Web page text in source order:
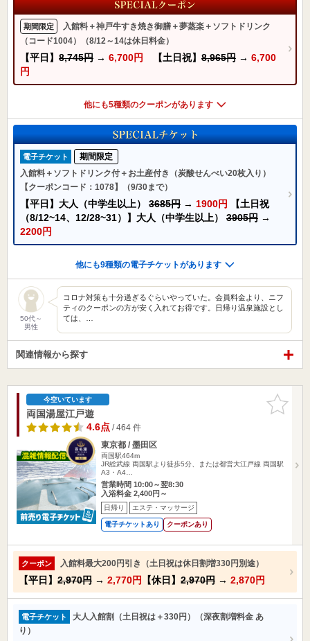
期間限定
入館料＋神戸牛すき焼き御膳＋夢蒸楽＋ソフトドリンク
（コード1004）（8/12～14は休日料金）
【平日】 8,745円 → 6,700円 【土日祝】 8,965円 → 6,700
円
他にも5種類のクーポンがあります
電子チケット
期間限定
入館料＋ソフトドリンク付＋お土産付き（炭酸せんべい20枚入り）
【クーポンコード：1078】（9/30まで）
【平日】大人（中学生以上） 3685円 → 1900円
【土日祝
（8/12~14、12/28~31）】大人（中学生以上） 3905円 →
2200円
他にも9種類の電子チケットがあります
50代～
男性
コロナ対策も十分過ぎるぐらいやっていた。会員料金より、ニフ
ティのクーポンの方が安く入れてお得です。日帰り温泉施設とし
ては、…
関連情報から探す
お気に入
りに追加
今空いています
両国湯屋江戸遊
4.6点 / 464 件
東京都 / 墨田区
両国駅464m
JR総武線 両国駅より徒歩5分、または都営大江戸線 両国駅
A3・A4…
営業時間 10:00～翌8:30
入浴料金 2,400円～
日帰り エステ・マッサージ
電子チケットあり クーポンあり
クーポン 入館料最大200円引き（土日祝は休日割増330円別途）
【平日】 2,970円 → 2,770円 【休日】 2,970円 → 2,870円
電子チケット
大人入館割（土日祝は＋330円）（深夜割増料金 あ
り）